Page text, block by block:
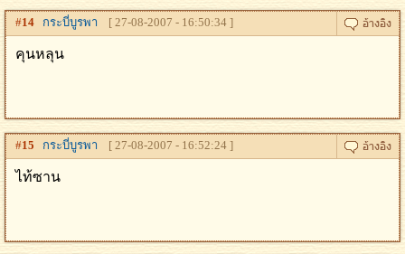
#14 กระบี่บูรพา [ 27-08-2007 - 16:50:34 ]
คุนหลุน
#15 กระบี่บูรพา [ 27-08-2007 - 16:52:24 ]
ไท้ซาน